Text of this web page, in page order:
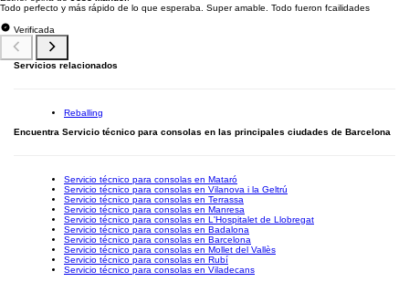
Todo perfecto y más rápido de lo que esperaba. Super amable. Todo fueron fcailidades
Verificada
Servicios relacionados
Reballing
Encuentra Servicio técnico para consolas en las principales ciudades de Barcelona
Servicio técnico para consolas en Mataró
Servicio técnico para consolas en Vilanova i la Geltrú
Servicio técnico para consolas en Terrassa
Servicio técnico para consolas en Manresa
Servicio técnico para consolas en L'Hospitalet de Llobregat
Servicio técnico para consolas en Badalona
Servicio técnico para consolas en Barcelona
Servicio técnico para consolas en Mollet del Vallès
Servicio técnico para consolas en Rubí
Servicio técnico para consolas en Viladecans